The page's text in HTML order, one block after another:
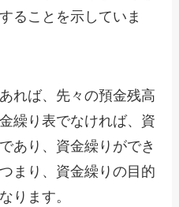
ることを示していま
れば、先々の預金残高
繰り表でなければ、資
あり、資金繰りができ
まり、資金繰りの目的
ります。